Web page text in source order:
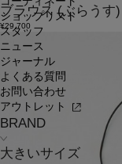
ショップリスト
スタッフ
ニュース
ジャーナル
よくある質問
お問い合わせ
アウトレット
BRAND
大きいサイズ
ブラウス(ぶらうす)
¥29,700